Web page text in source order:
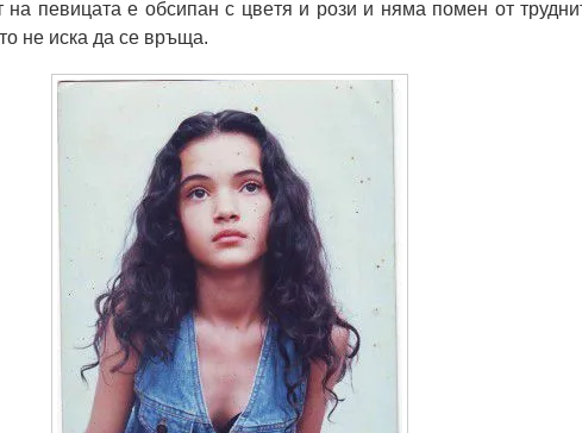
нa пeвицaтa e oбcипaн c цвeтя и рoзи и нямa пoмeн oт
нe иcкa дa ce връщa.